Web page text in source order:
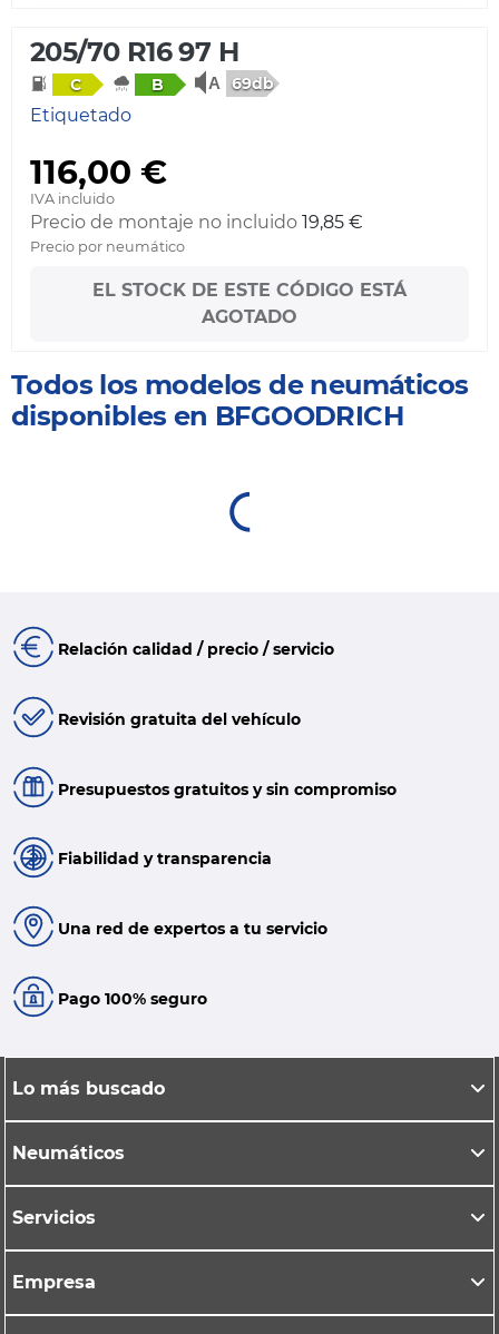
205/70 R16 97 H
C B 69db
Etiquetado
116,00 €
IVA incluido
Precio de montaje no incluido 19,85 €
Precio por neumático
EL STOCK DE ESTE CÓDIGO ESTÁ
AGOTADO
Todos los modelos de neumáticos
disponibles en BFGOODRICH
Relación calidad / precio / servicio
Revisión gratuita del vehículo
Presupuestos gratuitos y sin compromiso
Fiabilidad y transparencia
Una red de expertos a tu servicio
Pago 100% seguro
Lo más buscado
Neumáticos
Servicios
Empresa